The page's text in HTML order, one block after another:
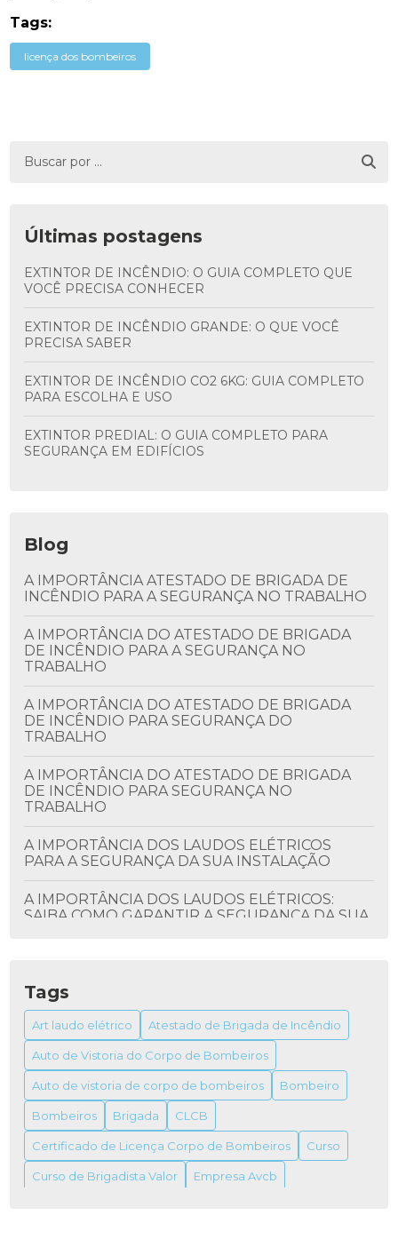
Tags:
licença dos bombeiros
Últimas postagens
EXTINTOR DE INCÊNDIO: O GUIA COMPLETO QUE
VOCÊ PRECISA CONHECER
EXTINTOR DE INCÊNDIO GRANDE: O QUE VOCÊ
PRECISA SABER
EXTINTOR DE INCÊNDIO CO2 6KG: GUIA COMPLETO
PARA ESCOLHA E USO
EXTINTOR PREDIAL: O GUIA COMPLETO PARA
SEGURANÇA EM EDIFÍCIOS
Blog
A IMPORTÂNCIA ATESTADO DE BRIGADA DE
INCÊNDIO PARA A SEGURANÇA NO TRABALHO
A IMPORTÂNCIA DO ATESTADO DE BRIGADA
DE INCÊNDIO PARA A SEGURANÇA NO
TRABALHO
A IMPORTÂNCIA DO ATESTADO DE BRIGADA
DE INCÊNDIO PARA SEGURANÇA DO
TRABALHO
A IMPORTÂNCIA DO ATESTADO DE BRIGADA
DE INCÊNDIO PARA SEGURANÇA NO
TRABALHO
A IMPORTÂNCIA DOS LAUDOS ELÉTRICOS
PARA A SEGURANÇA DA SUA INSTALAÇÃO
A IMPORTÂNCIA DOS LAUDOS ELÉTRICOS:
SAIBA COMO GARANTIR A SEGURANÇA DA SUA
PRECISA SABER
ALVARÁ DO BOMBEIRO: COMO OBTER E SUA
IMPORTÂNCIA
ALVARÁ DO BOMBEIRO: TUDO O QUE VOCÊ
PRECISA SABER PARA OBTER O SEU
ALVARÁ FUNCIONAMENTO VIGILÂNCIA
SANITÁRIA
ALVARÁS DE FUNCIONAMENTO VIGILÂNCIAS
Tags
Art laudo elétrico Atestado de Brigada de Incêndio
Auto de Vistoria do Corpo de Bombeiros
Auto de vistoria de corpo de bombeiros Bombeiro
Bombeiros Brigada CLCB
Certificado de Licença Corpo de Bombeiros Curso
Curso de Brigadista Valor Empresa Avcb